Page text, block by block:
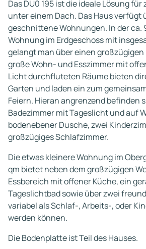
Das DU0 195 ist die ideale Lösung
unter einem Dach. Das Haus verfügt
geschnittene Wohnungen. In der ca.
Wohnung im Erdgeschoss mit
gelangt man über einen großzügigen
große Wohn- und Esszimmer mit
Licht durchfluteten Räume bieten
Garten und laden ein zum
Feiern. Hieran angrenzend befinden
Badezimmer mit Tageslicht und auf
bodenebener Dusche, zwei
großzügiges Schlafzimmer.
Die etwas kleinere Wohnung im
qm bietet neben dem großzügigen
Essbereich mit offener Küche, ein
Tageslichtbad sowie über zwei
variabel als Schlaf-, Arbeits-, oder
werden können.
Die Bodenplatte ist Teil des Hauses.